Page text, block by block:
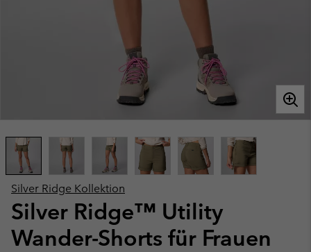
Silver Ridge Kollektion
Silver Ridge™ Utility
Wander-Shorts für Frauen